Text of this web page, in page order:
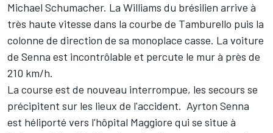
Michael Schumacher. La Williams du brésilien arrive à
très haute vitesse dans la courbe de Tamburello puis la
colonne de direction de sa monoplace casse. La voiture
de Senna est incontrôlable et percute le mur à près de
210 km/h.
La course est de nouveau interrompue, les secours se
précipitent sur les lieux de l'accident. Ayrton Senna
est héliporté vers l'hôpital Maggiore qui se situe à